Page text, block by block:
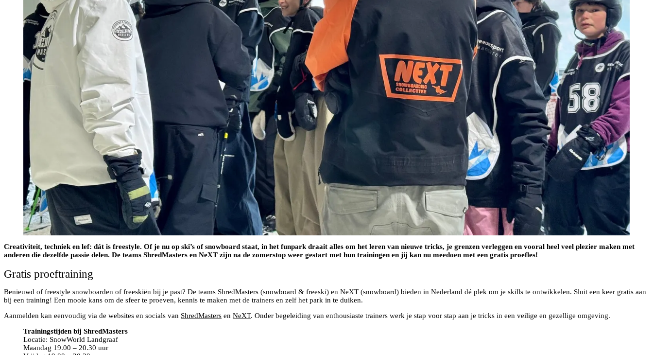
Creativiteit, techniek en lef: dát is freestyle. Of je nu op ski’s of snowboard staat, in het funpark draait alles om het leren van nieuwe tricks, je grenzen verleggen en vooral heel veel plezier maken met
anderen die dezelfde passie delen. De teams ShredMasters en NeXT zijn na de zomerstop weer gestart met hun trainingen en jij kan nu meedoen met een gratis proefles!
Gratis proeftraining
Benieuwd of freestyle snowboarden of freeskiën bij je past? De teams ShredMasters (snowboard & freeski) en NeXT (snowboard) bieden in Nederland dé plek om je skills te ontwikkelen. Sluit een keer gratis aan
bij een training! Een mooie kans om de sfeer te proeven, kennis te maken met de trainers en zelf het park in te duiken.
Aanmelden kan eenvoudig via de websites en socials van ShredMasters en NeXT. Onder begeleiding van enthousiaste trainers werk je stap voor stap aan je tricks in een veilige en gezellige omgeving.
Trainingstijden bij ShredMasters
Locatie: SnowWorld Landgraaf
Maandag 19.00 – 20.30 uur